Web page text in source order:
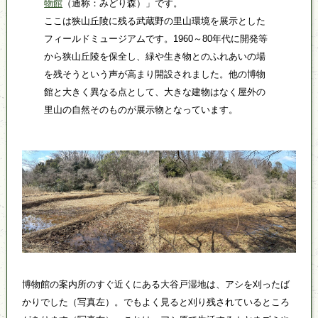
物館 （通称：みどり森）」です。
ここは狭山丘陵に残る武蔵野の里山環境を展示とした
フィールドミュージアムです。1960～80年代に開発等
から狭山丘陵を保全し、緑や生き物とのふれあいの場
を残そうという声が高まり開設されました。他の博物
館と大きく異なる点として、大きな建物はなく屋外の
里山の自然そのものが展示物となっています。
博物館の案内所のすぐ近くにある大谷戸湿地は、アシを刈ったば
かりでした（写真左）。でもよく見ると刈り残されているところ